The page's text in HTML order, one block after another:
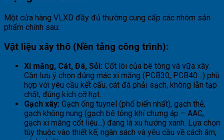
Một cửa hàng VLXD đầy đủ thường cung cấp các nhóm sản
phẩm chính sau:
Vật liệu xây thô (Nền tảng công trình):
Xi măng, Cát, Đá, Sỏi: Cốt lõi của bê tông và vữa xây.
Cần lưu ý chọn đúng mác xi măng (PCB30, PCB40…) phù
hợp với yêu cầu kết cấu, cát đá phải sạch, không lẫn tạp
chất, đúng kích cỡ hạt.
Gạch xây: Gạch ống tuynel (phổ biến nhất), gạch thẻ,
gạch không nung (gạch bê tông khí chưng áp – AAC,
gạch xi măng cốt liệu…) đang là xu hướng xanh. Lựa chọn
tùy thuộc vào thiết kế, ngân sách và yêu cầu về cách âm,